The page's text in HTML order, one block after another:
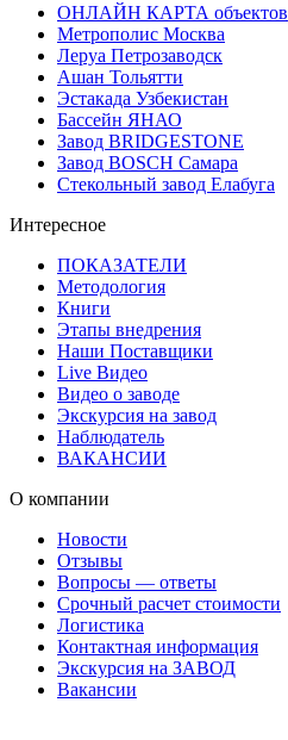
ОНЛАЙН КАРТА объектов
Метрополис Москва
Леруа Петрозаводск
Ашан Тольятти
Эстакада Узбекистан
Бассейн ЯНАО
Завод BRIDGESTONE
Завод BOSCH Самара
Стекольный завод Елабуга
Интересное
ПОКАЗАТЕЛИ
Методология
Книги
Этапы внедрения
Наши Поставщики
Live Видео
Видео о заводе
Экскурсия на завод
Наблюдатель
ВАКАНСИИ
О компании
Новости
Отзывы
Вопросы — ответы
Срочный расчет стоимости
Логистика
Контактная информация
Экскурсия на ЗАВОД
Вакансии